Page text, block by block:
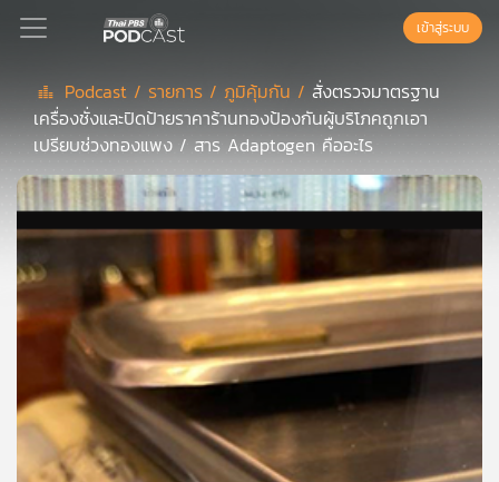
Podcast
เพล
ย์
ลิ
สต์
แนะนำ
ย์
ลิ
เข้าสู่ระบบ
Podcast / รายการ /ภูมิคุ้มกัน / สั่งตรวจมาตรฐาน
เครื่องชั่งและปิดป้ายราคาร้านทองป้องกันผู้บริโภคถูกเอา
เปรียบช่วงทองแพง / สาร Adaptogen คืออะไร